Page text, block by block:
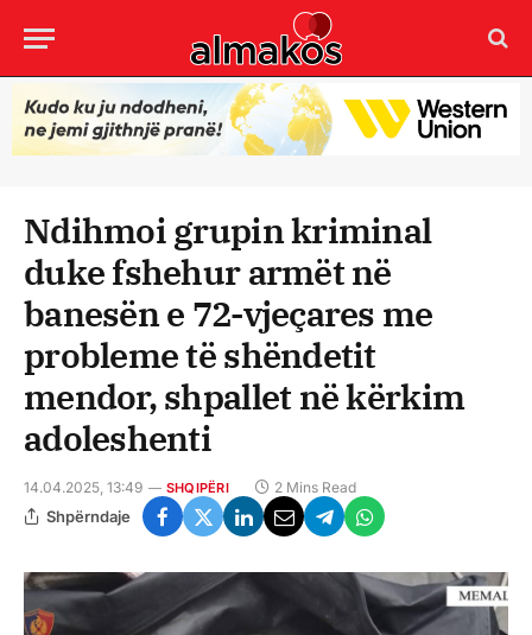
Ndihmoi grupin kriminal
duke fshehur armët në
banesën e 72-vjeçares me
probleme të shëndetit
mendor, shpallet në kërkim
adoleshenti
14.04.2025, 13:49 SHQIPËRI 2 Mins Read
Shpërndaje